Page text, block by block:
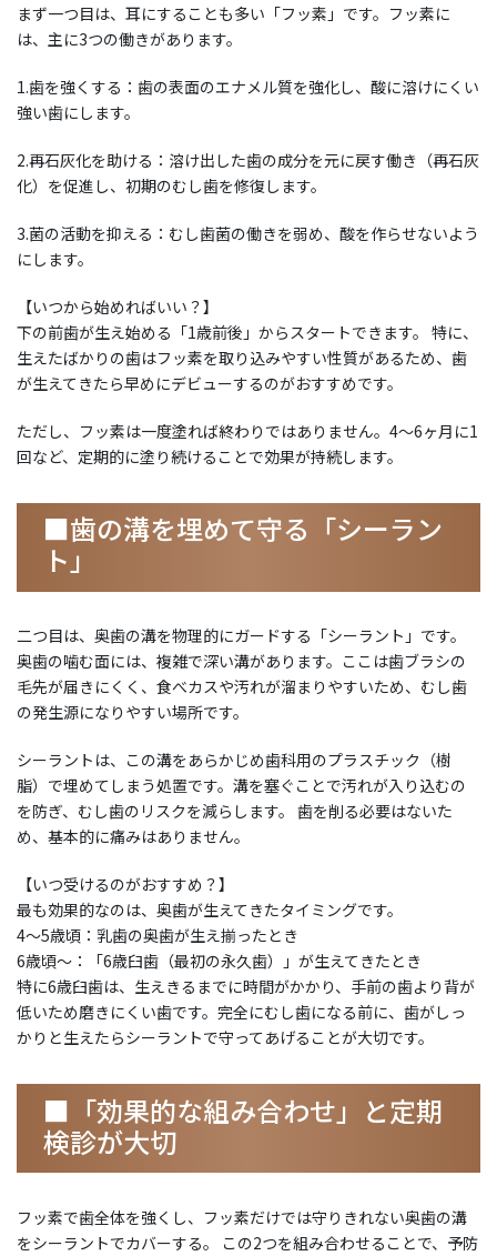
まず一つ目は、耳にすることも多い「フッ素」です。フッ素に
は、主に3つの働きがあります。
1.歯を強くする：歯の表面のエナメル質を強化し、酸に溶けにくい
強い歯にします。
2.再石灰化を助ける：溶け出した歯の成分を元に戻す働き（再石灰
化）を促進し、初期のむし歯を修復します。
3.菌の活動を抑える：むし歯菌の働きを弱め、酸を作らせないよう
にします。
【いつから始めればいい？】
下の前歯が生え始める「1歳前後」からスタートできます。 特に、
生えたばかりの歯はフッ素を取り込みやすい性質があるため、歯
が生えてきたら早めにデビューするのがおすすめです。
ただし、フッ素は一度塗れば終わりではありません。4～6ヶ月に1
回など、定期的に塗り続けることで効果が持続します。
■歯の溝を埋めて守る「シーラン
ト」
二つ目は、奥歯の溝を物理的にガードする「シーラント」です。
奥歯の噛む面には、複雑で深い溝があります。ここは歯ブラシの
毛先が届きにくく、食べカスや汚れが溜まりやすいため、むし歯
の発生源になりやすい場所です。
シーラントは、この溝をあらかじめ歯科用のプラスチック（樹
脂）で埋めてしまう処置です。溝を塞ぐことで汚れが入り込むの
を防ぎ、むし歯のリスクを減らします。 歯を削る必要はないた
め、基本的に痛みはありません。
【いつ受けるのがおすすめ？】
最も効果的なのは、奥歯が生えてきたタイミングです。
4～5歳頃：乳歯の奥歯が生え揃ったとき
6歳頃～：「6歳臼歯（最初の永久歯）」が生えてきたとき
特に6歳臼歯は、生えきるまでに時間がかかり、手前の歯より背が
低いため磨きにくい歯です。完全にむし歯になる前に、歯がしっ
かりと生えたらシーラントで守ってあげることが大切です。
■「効果的な組み合わせ」と定期
検診が大切
フッ素で歯全体を強くし、フッ素だけでは守りきれない奥歯の溝
をシーラントでカバーする。 この2つを組み合わせることで、予防